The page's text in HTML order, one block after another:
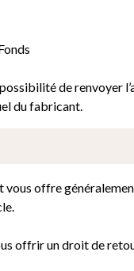
de renvoyer
du fabricant.
offre
offrir un droit de